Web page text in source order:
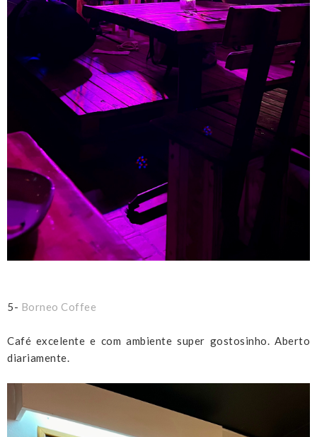
5- Borneo Coffee
Café excelente e com ambiente super gostosinho. Aberto
diariamente.